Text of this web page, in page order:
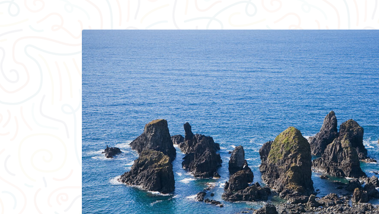
13
14
15
16
17
18